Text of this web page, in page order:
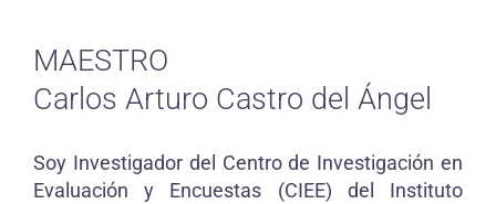
MAESTRO
Carlos Arturo Castro del Ángel
Soy Investigador del Centro de Investigación en
Evaluación y Encuestas (CIEE) del Instituto